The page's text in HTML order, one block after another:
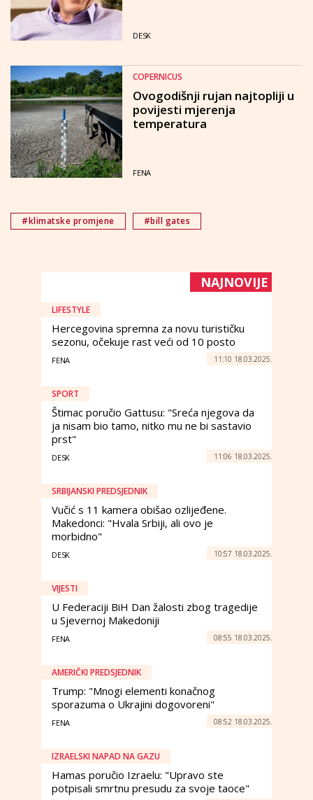
DESK
COPERNICUS
Ovogodišnji rujan najtopliji u
povijesti mjerenja
temperatura
FENA
#klimatske promjene #bill gates
NAJNOVIJE
LIFESTYLE
Hercegovina spremna za novu turističku
sezonu, očekuje rast veći od 10 posto
FENA 11:10 18.03.2025.
SPORT
Štimac poručio Gattusu: "Sreća njegova da
ja nisam bio tamo, nitko mu ne bi sastavio
prst"
DESK 11:06 18.03.2025.
SRBIJANSKI PREDSJEDNIK
Vučić s 11 kamera obišao ozlijeđene.
Makedonci: "Hvala Srbiji, ali ovo je
morbidno"
DESK 10:57 18.03.2025.
VIJESTI
U Federaciji BiH Dan žalosti zbog tragedije
u Sjevernoj Makedoniji
FENA 08:55 18.03.2025.
AMERIČKI PREDSJEDNIK
Trump: "Mnogi elementi konačnog
sporazuma o Ukrajini dogovoreni"
FENA 08:52 18.03.2025.
IZRAELSKI NAPAD NA GAZU
Hamas poručio Izraelu: "Upravo ste
potpisali smrtnu presudu za svoje taoce"